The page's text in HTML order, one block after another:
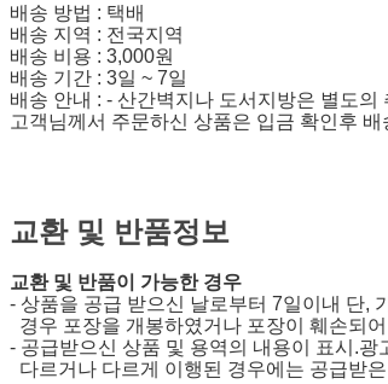
배송 방법 : 택배
배송 지역 : 전국지역
배송 비용 : 3,000원
배송 기간 : 3일 ~ 7일
배송 안내 : - 산간벽지나 도서지방은 별도
고객님께서 주문하신 상품은 입금 확인후
교환 및 반품정보
교환 및 반품이 가능한 경우
- 상품을 공급 받으신 날로부터 7일이내 단,
경우 포장을 개봉하였거나 포장이 훼손되
- 공급받으신 상품 및 용역의 내용이 표시.광
다르거나 다르게 이행된 경우에는 공급받